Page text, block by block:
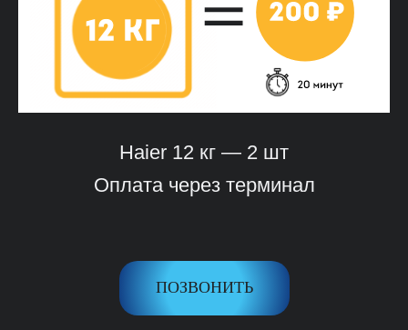
Haier 12 кг — 2 шт
Оплата через терминал
ПОЗВОНИТЬ